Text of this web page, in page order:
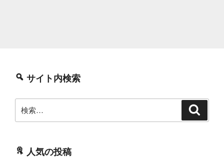
サイト内検索
索:
人気の投稿